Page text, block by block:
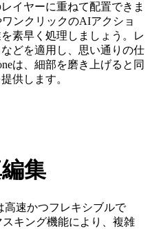
イヤーに重ねて配置できま
ンクリックのAIアクショ
素早く処理しましょう。レ
どを適用し、思い通りの仕
は、細部を磨き上げると同
供します。
集
高速かつフレキシブルで
キング機能により、複雑